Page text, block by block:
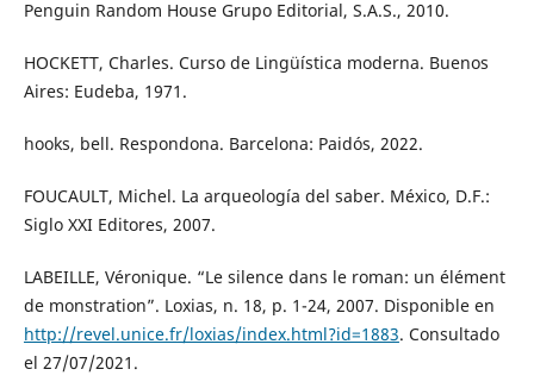
Penguin Random House Grupo Editorial, S.A.S., 2010.
HOCKETT, Charles. Curso de Lingüística moderna. Buenos
Aires: Eudeba, 1971.
hooks, bell. Respondona. Barcelona: Paidós, 2022.
FOUCAULT, Michel. La arqueología del saber. México, D.F.:
Siglo XXI Editores, 2007.
LABEILLE, Véronique. “Le silence dans le roman: un élément
de monstration”. Loxias, n. 18, p. 1-24, 2007. Disponible en
http://revel.unice.fr/loxias/index.html?id=1883. Consultado
el 27/07/2021.